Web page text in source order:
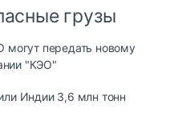
грузы
могут передать новому
"КЭО"
Индии 3,6 млн тонн